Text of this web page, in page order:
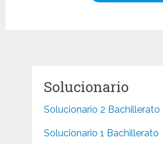
Solucionario
Solucionario 2 Bachillerato
Solucionario 1 Bachillerato